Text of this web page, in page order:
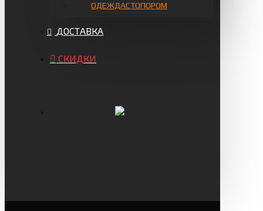
ОДЕЖДАСТОПОРОМ
ДОСТАВКА
СКИДКИ